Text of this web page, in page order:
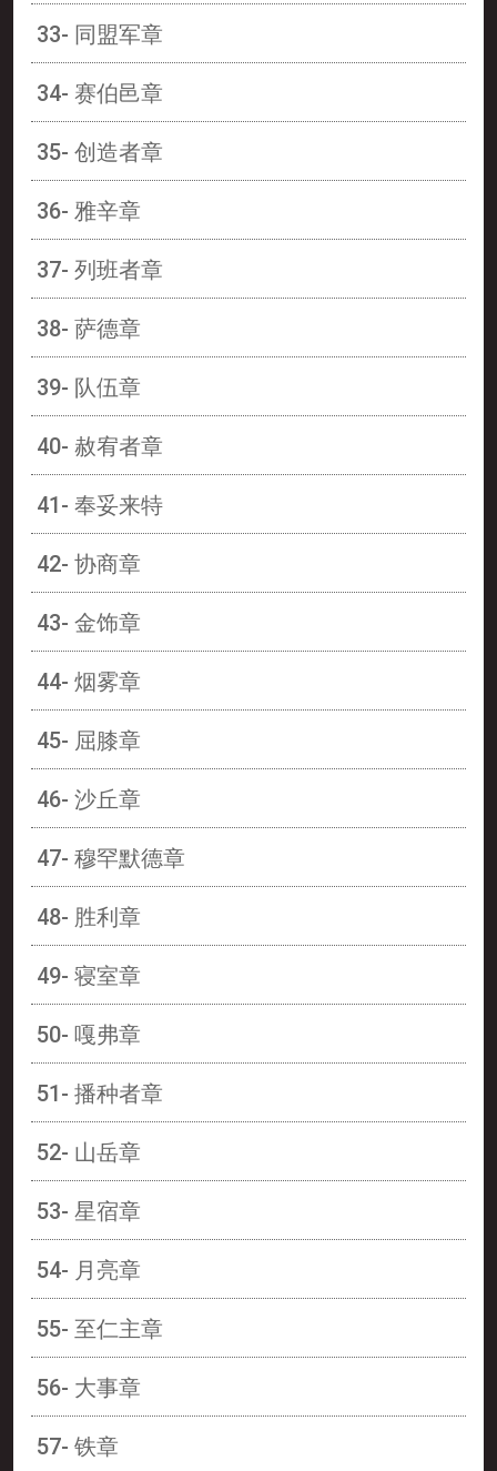
33- 同盟军章
34- 赛伯邑章
35- 创造者章
36- 雅辛章
37- 列班者章
38- 萨德章
39- 队伍章
40- 赦宥者章
41- 奉妥来特
42- 协商章
43- 金饰章
44- 烟雾章
45- 屈膝章
46- 沙丘章
47- 穆罕默德章
48- 胜利章
49- 寝室章
50- 嘎弗章
51- 播种者章
52- 山岳章
53- 星宿章
54- 月亮章
55- 至仁主章
56- 大事章
57- 铁章